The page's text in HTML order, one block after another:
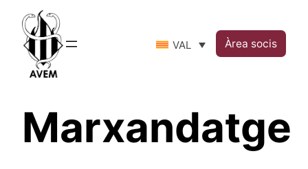
Skip
content
VAL Àrea socis
Marxandatge